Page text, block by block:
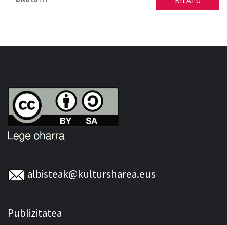
albisteak@kultursharea.eus
Publizitatea